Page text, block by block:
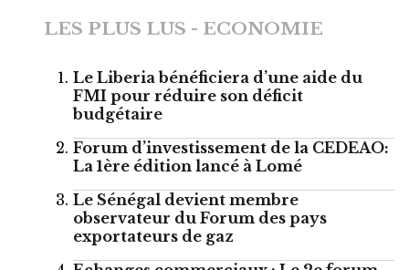
LES PLUS LUS - ECONOMIE
Le Liberia bénéficiera d’une aide du
FMI pour réduire son déficit
budgétaire
Forum d’investissement de la CEDEAO:
La 1ère édition lancé à Lomé
Le Sénégal devient membre
observateur du Forum des pays
exportateurs de gaz